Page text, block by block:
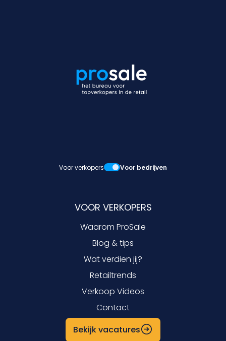
Voor verkopers Voor bedrijven
VOOR VERKOPERS
Waarom ProSale
Blog & tips
Wat verdien jij?
Retailtrends
Verkoop Videos
Contact
Bekijk vacatures